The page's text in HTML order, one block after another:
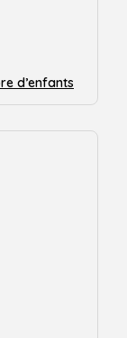
d’enfants